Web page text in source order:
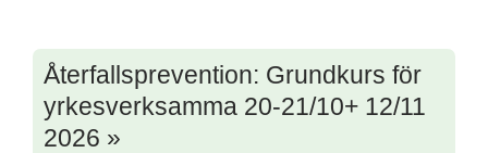
Återfallsprevention: Grundkurs för
yrkesverksamma 20-21/10+ 12/11
2026 »